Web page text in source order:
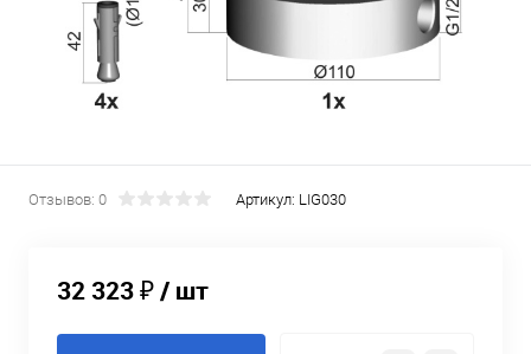
Отзывов: 0 Артикул: LIG030
32 323 ₽/ шт